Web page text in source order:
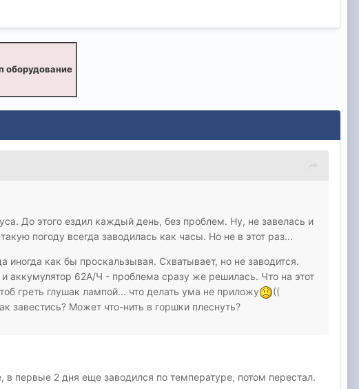
оборудование
До этого ездил каждый день, без проблем. Ну, не завелась и
погоду всегда заводилась как часы. Но не в этот раз...
иногда как бы проскальзывая. Схватывает, но не заводится.
аккумулятор 62А/Ч - проблема сразу же решилась. Что на этот
греть глушак лампой... что делать ума не приложу
((
завестись? Может что-нить в горшки плеснуть?
первые 2 дня еще заводился по температуре, потом перестал.